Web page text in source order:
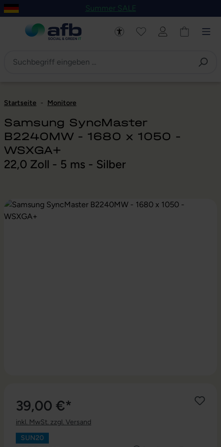
Hauptinhalt springen
Zur Navigation der B2B-Plattform springen
Summer SALE
Startseite - Monitore
Samsung SyncMaster
B2240MW - 1680 x 1050 -
WSXGA+
22,0 Zoll - 5 ms - Silber
Bildergalerie überspringen
39,00 €*
inkl. MwSt. zzgl. Versand
SUN20